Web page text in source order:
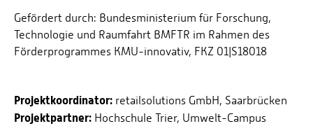
Gefördert durch: Bundesministerium für Forschung,
Technologie und Raumfahrt BMFTR im Rahmen des
Förderprogrammes KMU-innovativ, FKZ 01|S18018
Projektkoordinator: retailsolutions GmbH, Saarbrücken
Projektpartner: Hochschule Trier, Umwelt-Campus